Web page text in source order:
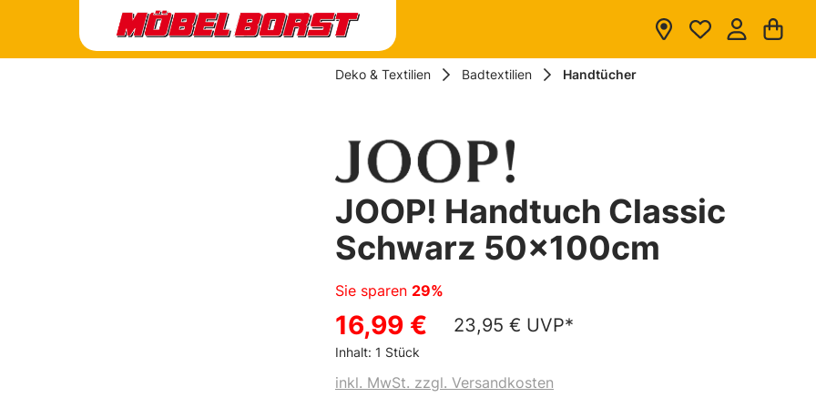
Deko & Textilien Badtextilien Handtücher
JOOP! Handtuch Classic
Schwarz 50x100cm
Sie sparen 29%
16,99 € 23,95 € UVP*
Inhalt: 1 Stück
inkl. MwSt. zzgl. Versandkosten